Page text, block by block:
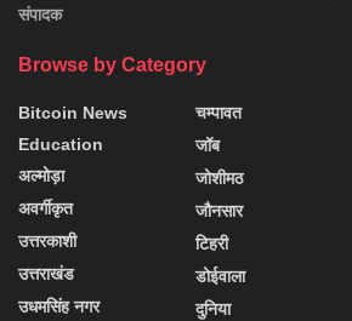
संपादक
Browse by Category
Bitcoin News
Education
अल्मोड़ा
अवर्गीकृत
उत्तरकाशी
उत्तराखंड
उधमसिंह नगर
चम्पावत
जॉब
जोशीमठ
जौनसार
टिहरी
डोईवाला
दुनिया